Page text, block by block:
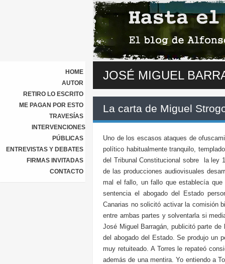
HOME
AUTOR
RETIRO LO ESCRITO
ME PAGAN POR ESTO
TRAVESÍAS
INTERVENCIONES
PÚBLICAS
ENTREVISTAS Y DEBATES
FIRMAS INVITADAS
CONTACTO
JOSÉ MIGUEL
La carta de Miguel
Uno de los escasos ataques de
político habitualmente tranquilo,
del Tribunal Constitucional sobre la ley
de las producciones audiovisuales
mal el fallo, un fallo que establecía
sentencia el abogado del Estado
Canarias no solicitó activar la comisión
entre ambas partes y solventarla si
José Miguel Barragán, publicitó parte
del abogado del Estado. Se produjo un
muy retuiteado. A Torres le repateó
además de una mentira. Yo entiendo a